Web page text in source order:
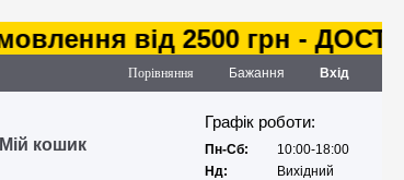
від 2500 грн -
Порівняння Бажання Вхід
Мій кошик
Графік роботи:
Пн-Сб:
10:00-18:00
Нд:
Вихідний